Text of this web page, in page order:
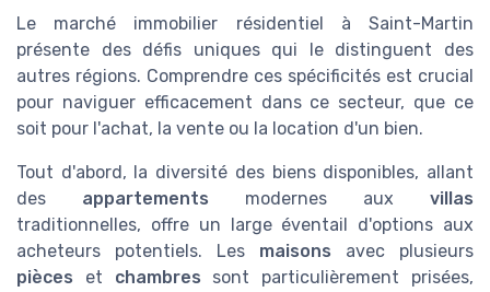
Le marché immobilier résidentiel à Saint-Martin
présente des défis uniques qui le distinguent des
autres régions. Comprendre ces spécificités est crucial
pour naviguer efficacement dans ce secteur, que ce
soit pour l'achat, la vente ou la location d'un bien.
Tout d'abord, la diversité des biens disponibles, allant
des appartements modernes aux villas
traditionnelles, offre un large éventail d'options aux
acheteurs potentiels. Les maisons avec plusieurs
pièces et chambres sont particulièrement prisées,